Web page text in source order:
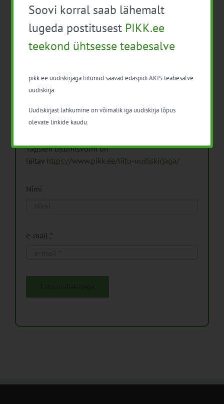
Pikk.ee uudiskirjaga liitumine.
Isikuandmeid töötleme vastavalt
Isikuandmete
Täpsem liitumisvorm on
leitav https://www.pikk.ee/liitu-uudiskirjaga/
Nimi
e-mail *
Soovi korral saab lähemalt
lugeda postitusest PIKK.ee
teekond ühtsesse teabesalve
pikk.ee uudiskirjaga liitunud saavad edaspidi AKIS teabesalve
uudiskirja.
Uudiskirjast lahkumine on võimalik iga uudiskirja lõpus
olevate linkide kaudu.